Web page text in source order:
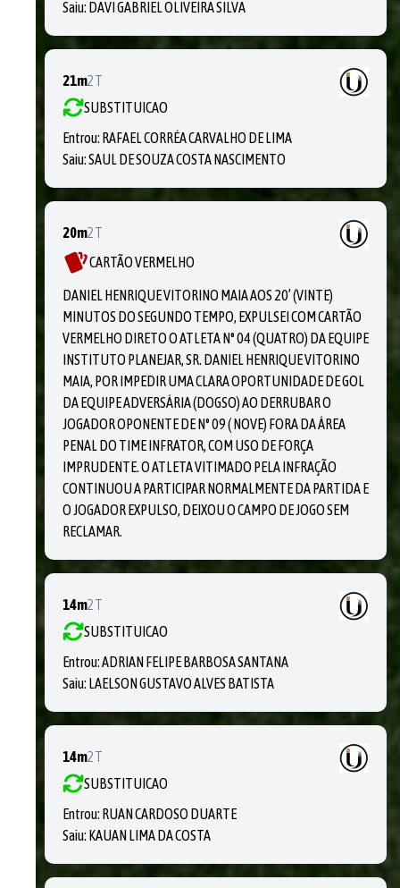
Saiu: DAVI GABRIEL OLIVEIRA SILVA
21m2T
SUBSTITUICAO
Entrou: RAFAEL CORRÉA CARVALHO DE LIMA
Saiu:SAUL DE SOUZA COSTA NASCIMENTO
20m2T
CARTÃO VERMELHO
DANIEL HENRIQUE VITORINO MAIA AOS 20’ (VINTE)
MINUTOS DO SEGUNDO TEMPO, EXPULSEI COM CARTÃO
VERMELHO DIRETO O ATLETA N° 04 (QUATRO) DA EQUIPE
INSTITUTO PLANEJAR, SR. DANIEL HENRIQUE VITORINO
MAIA, POR IMPEDIR UMA CLARA OPORTUNIDADE DE GOL
DA EQUIPE ADVERSÁRIA (DOGSO) AO DERRUBAR O
JOGADOR OPONENTE DE N° 09 ( NOVE) FORA DA ÁREA
PENAL DO TIME INFRATOR, COM USO DE FORÇA
IMPRUDENTE. O ATLETA VITIMADO PELA INFRAÇÃO
CONTINUOU A PARTICIPAR NORMALMENTE DA PARTIDA E
O JOGADOR EXPULSO, DEIXOU O CAMPO DE JOGO SEM
RECLAMAR.
14m2T
SUBSTITUICAO
Entrou:ADRIAN FELIPE BARBOSA SANTANA
Saiu: LAELSON GUSTAVO ALVES BATISTA
14m2T
SUBSTITUICAO
Entrou: RUAN CARDOSO DUARTE
Saiu: KAUAN LIMA DA COSTA